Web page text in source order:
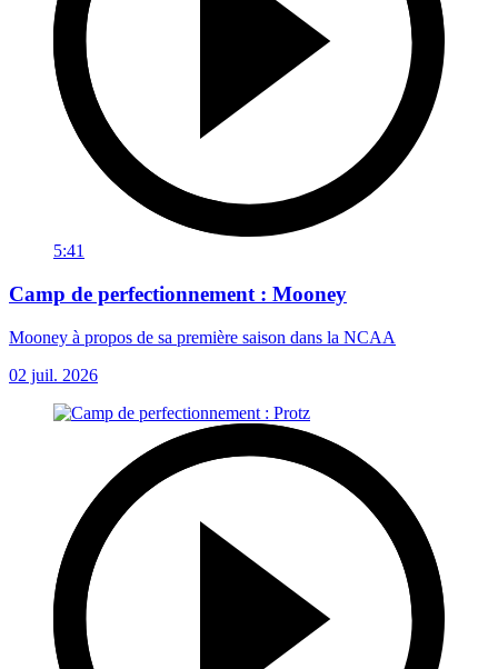
5:41
Camp de perfectionnement : Mooney
Mooney à propos de sa première saison dans la NCAA
02 juil. 2026